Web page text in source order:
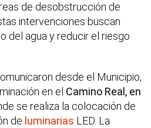
de desobstrucción de
intervenciones buscan
del agua y reducir el riesgo
desde el Municipio,
en el Camino Real, en
se realiza la colocación de
de luminarias LED. La